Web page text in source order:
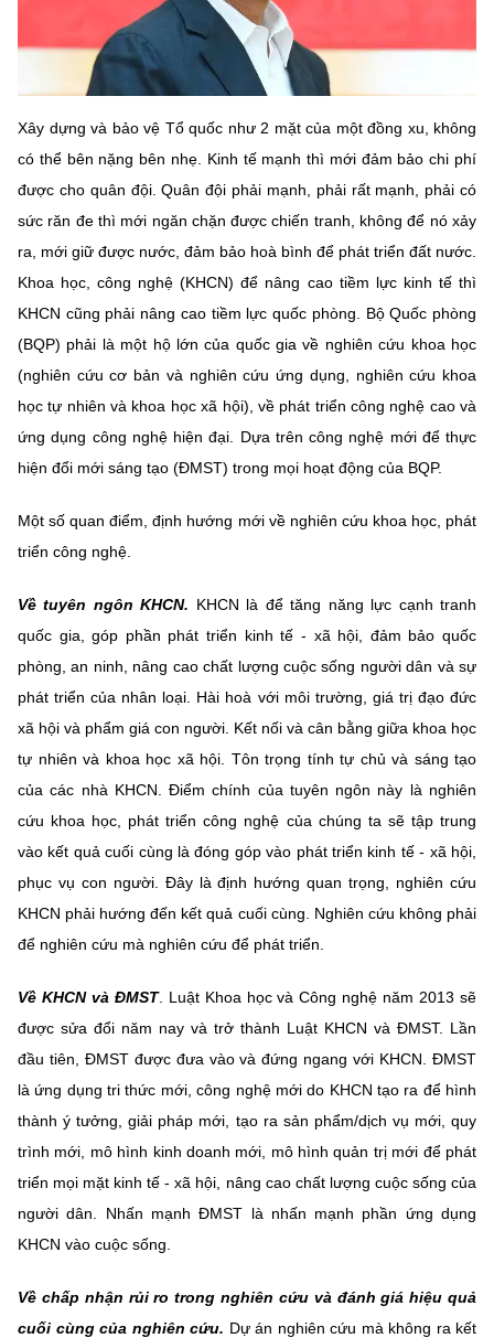
Năng lượng nguyên tử
Tin tổng hợp
Tin địa phương
Chuyển đổi số
Bưu chính, Viễn thông
Sở hữu trí tuệ
Tiêu chuẩn, đo lường, chất lượng
Năng lượng nguyên tử
Ảnh
Voice
Nhiệm vụ trọng tâm
Vietnamese English
BỘ KHOA HỌC VÀ CÔNG NGHỆ
MINISTRY OF SCIENCE AND TECHNOLOGY
Điều khoản sử dụng Theo dõi MST: Góp ý
Chịu trách nhiệm nội dung: Nguyễn Thị Hải Hằng
Giám đốc Trung tâm Truyền thông Khoa học và Công nghệ.
Liên hệ
Địa chỉ: Ban Biên tập Cổng TTĐT - 18 Nguyễn Du, TP. Hà Nội
Email: stc@mst.gov.vn
©2026 Bản quyền thuộc Bộ Khoa Học và Công Nghệ
(Ghi rõ nguồn "https://mst.gov.vn" khi phát hành lại thông tin từ
website này)
Xây dựng và bảo vệ Tổ quốc như 2 mặt của một đồng xu, không
có thể bên nặng bên nhẹ. Kinh tế mạnh thì mới đảm bảo chi phí
được cho quân đội. Quân đội phải mạnh, phải rất mạnh, phải có
sức răn đe thì mới ngăn chặn được chiến tranh, không để nó xảy
ra, mới giữ được nước, đảm bảo hoà bình để phát triển đất nước.
Khoa học, công nghệ (KHCN) để nâng cao tiềm lực kinh tế thì
KHCN cũng phải nâng cao tiềm lực quốc phòng. Bộ Quốc phòng
(BQP) phải là một hộ lớn của quốc gia về nghiên cứu khoa học
(nghiên cứu cơ bản và nghiên cứu ứng dụng, nghiên cứu khoa
học tự nhiên và khoa học xã hội), về phát triển công nghệ cao và
ứng dụng công nghệ hiện đại. Dựa trên công nghệ mới để thực
hiện đổi mới sáng tạo (ĐMST) trong mọi hoạt động của BQP.
Một số quan điểm, định hướng mới về nghiên cứu khoa học, phát
triển công nghệ.
Về tuyên ngôn KHCN. KHCN là để tăng năng lực cạnh tranh
quốc gia, góp phần phát triển kinh tế - xã hội, đảm bảo quốc
phòng, an ninh, nâng cao chất lượng cuộc sống người dân và sự
phát triển của nhân loại. Hài hoà với môi trường, giá trị đạo đức
xã hội và phẩm giá con người. Kết nối và cân bằng giữa khoa học
tự nhiên và khoa học xã hội. Tôn trọng tính tự chủ và sáng tạo
của các nhà KHCN. Điểm chính của tuyên ngôn này là nghiên
cứu khoa học, phát triển công nghệ của chúng ta sẽ tập trung
vào kết quả cuối cùng là đóng góp vào phát triển kinh tế - xã hội,
phục vụ con người. Đây là định hướng quan trọng, nghiên cứu
KHCN phải hướng đến kết quả cuối cùng. Nghiên cứu không phải
để nghiên cứu mà nghiên cứu để phát triển.
Về KHCN và ĐMST. Luật Khoa học và Công nghệ năm 2013 sẽ
được sửa đổi năm nay và trở thành Luật KHCN và ĐMST. Lần
đầu tiên, ĐMST được đưa vào và đứng ngang với KHCN. ĐMST
là ứng dụng tri thức mới, công nghệ mới do KHCN tạo ra để hình
thành ý tưởng, giải pháp mới, tạo ra sản phẩm/dịch vụ mới, quy
trình mới, mô hình kinh doanh mới, mô hình quản trị mới để phát
triển mọi mặt kinh tế - xã hội, nâng cao chất lượng cuộc sống của
người dân. Nhấn mạnh ĐMST là nhấn mạnh phần ứng dụng
KHCN vào cuộc sống.
Về chấp nhận rủi ro trong nghiên cứu và đánh giá hiệu quả
cuối cùng của nghiên cứu. Dự án nghiên cứu mà không ra kết